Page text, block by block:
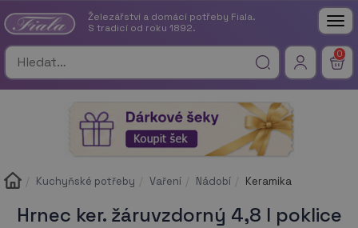
Železářství a domácí potřeby Fiala.
S tradicí od roku 1892.
0
Kuchyňské potřeby Vaření Nádobí Keramika
Hrnec ker. žáruvzdorný 4,8 l poklice